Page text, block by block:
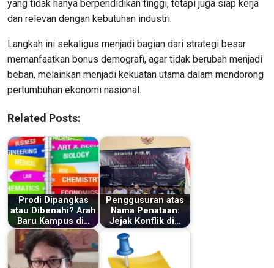
yang tidak hanya berpendidikan tinggi, tetapi juga siap kerja
dan relevan dengan kebutuhan industri.
Langkah ini sekaligus menjadi bagian dari strategi besar
memanfaatkan bonus demografi, agar tidak berubah menjadi
beban, melainkan menjadi kekuatan utama dalam mendorong
pertumbuhan ekonomi nasional.
Related Posts:
Prodi Dipangkas
atau Dibenahi? Arah
Baru Kampus di…
Penggusuran atas
Nama Penataan:
Jejak Konflik di…